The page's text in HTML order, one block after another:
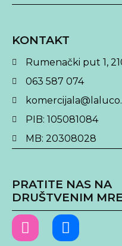
KONTAKT
Rumenački put 1,
063 587 074
PIB: 105081084
MB: 20308028
PRATITE NAS NA
DRUŠTVENIM